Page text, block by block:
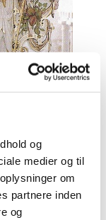
og
medier og til
om
partnere inden
og